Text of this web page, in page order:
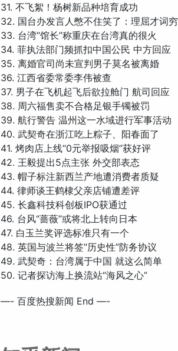
31. 不飞絮！杨树新品种培育成功
32. 国台办发言人憋不住笑了：理屈才词穷
33. 台湾“馆长”称重庆在台湾真的很火
34. 菲执法部门频抓扣中国公民 中方回应
35. 离婚官司尚未宣判男子莫名被离婚
36. 江西省委常委李伟被查
37. 男子在飞机起飞后欲拉舱门 航司回应
38. 周六福售卖不合格足银手镯被罚
39. 航行警告 温州这一水域进行军事活动
40. 武契奇在浙江吃上粽子、阳春面了
41. 烤肉店上线“0元举报吸烟”获好评
42. 王毅提出5点主张 外交部表态
43. 帽子标注新西兰产地遭消费者质疑
44. 律师谈王鹤棣父亲店铺遭差评
45. 长鑫科技科创板IPO获通过
46. 台风“蔷薇”或将北上转向日本
47. 白玉兰奖评选标准只有一个
48. 英国与波兰将签“历史性”防务协议
49. 武契奇：台湾属于中国 就这么简单
50. 记者探访海上换流站“海风之心”
—- 百度热搜新闻 End —-